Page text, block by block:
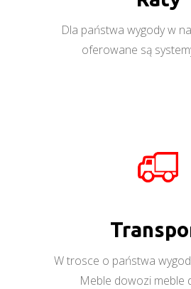
Dla państwa wygody w
oferowane są
W trosce o państwa
Meble dowozi meble